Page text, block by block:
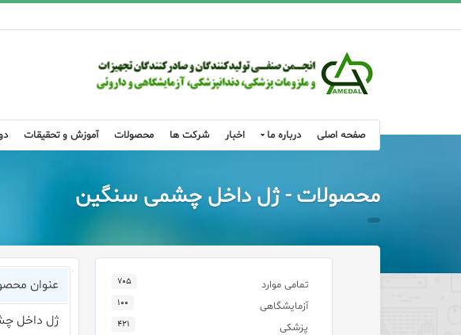
صفحه اصلی درباره ما اخبار شرکت ها محصولات آموزش و تحقیقات
محصولات - ژل داخل چشمی سنگین
عنوان
ژل داخل
تمامی موارد ۷۰۵
آزمایشگاهی ۱۰۰
پزشکی ۴۲۱